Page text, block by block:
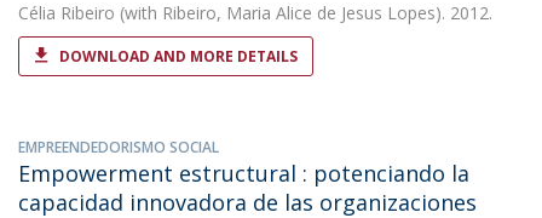
Célia Ribeiro (with Ribeiro, Maria Alice de Jesus Lopes). 2012.
DOWNLOAD AND MORE DETAILS
EMPREENDEDORISMO SOCIAL
Empowerment estructural : potenciando la
capacidad innovadora de las organizaciones